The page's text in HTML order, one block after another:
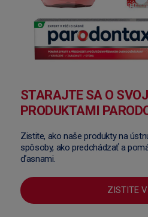
STARAJTE SA O
PRODUKTAMI
Zistite, ako naše produkty na
spôsoby, ako predchádzať a
ďasnami.
ZISTITE